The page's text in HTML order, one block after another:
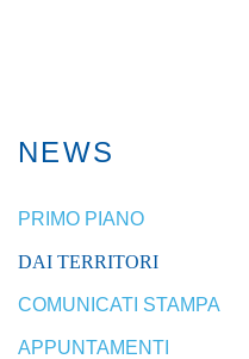
NEWS
PRIMO PIANO
DAI TERRITORI
COMUNICATI STAMPA
APPUNTAMENTI